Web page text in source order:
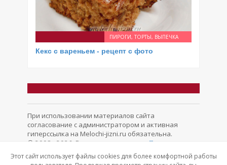
ПИРОГИ, ТОРТЫ, ВЫПЕЧКА
Кекс с вареньем - рецепт с фото
При использовании материалов сайта
согласование с администратором и активная
гиперссылка на Melochi-jizni.ru обязательна.
© 2008 - 2026. Все права защищены. Политика
конфиденциальности
Обратная связь
Этот сайт использует файлы cookies для более комфортной работы